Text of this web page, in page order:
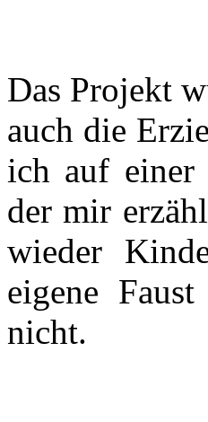
Das Projekt
auch die
ich auf einer
der mir
wieder
eigene
nicht.